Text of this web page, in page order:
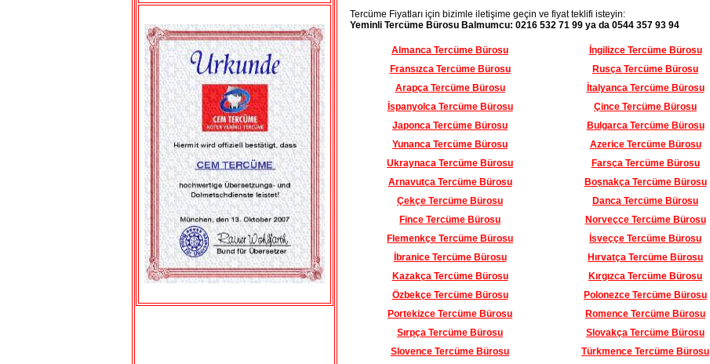
Tercüme Fiyatları için bizimle iletişime geçin ve fiyat teklifi isteyin:
Yeminli Tercüme Bürosu Balmumcu: 0216 532 71 99 ya da 0544 357 93 94
Almanca Tercüme Bürosu
İngilizce Tercüme Bürosu
Fransızca Tercüme Bürosu
Rusça Tercüme Bürosu
Arapça Tercüme Bürosu
İtalyanca Tercüme Bürosu
İspanyolca Tercüme Bürosu
Çince Tercüme Bürosu
Japonca Tercüme Bürosu
Bulgarca Tercüme Bürosu
Yunanca Tercüme Bürosu
Azerice Tercüme Bürosu
Ukraynaca Tercüme Bürosu
Farsça Tercüme Bürosu
Arnavutça Tercüme Bürosu
Boşnakça Tercüme Bürosu
Çekçe Tercüme Bürosu
Danca Tercüme Bürosu
Fince Tercüme Bürosu
Norveççe Tercüme Bürosu
Flemenkçe Tercüme Bürosu
İsveççe Tercüme Bürosu
İbranice Tercüme Bürosu
Hırvatça Tercüme Bürosu
Kazakça Tercüme Bürosu
Kırgızca Tercüme Bürosu
Özbekçe Tercüme Bürosu
Polonezce Tercüme Bürosu
Portekizce Tercüme Bürosu
Romence Tercüme Bürosu
Sırpça Tercüme Bürosu
Slovakça Tercüme Bürosu
Slovence Tercüme Bürosu
Türkmence Tercüme Bürosu